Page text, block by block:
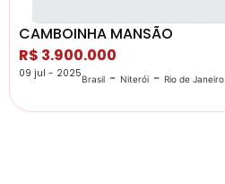
CAMBOINHA MANSÃO
R$ 3.900.000
09 jul - 2025Brasil - Niterói - Rio de Janeiro